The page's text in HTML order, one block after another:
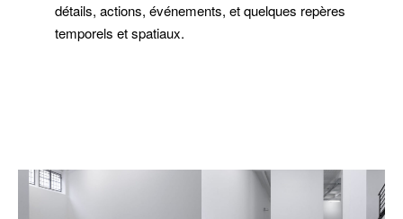
détails, actions, événements, et quelques repères
temporels et spatiaux.